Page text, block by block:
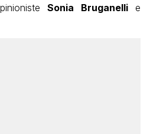
Sonia Bruganellie